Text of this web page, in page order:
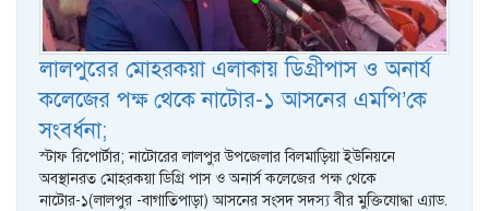
লালপুরের মোহরকয়া এলাকায় ডিগ্রীপাস ও অনার্য
কলেজের পক্ষ থেকে নাটোর-১ আসনের এমপি’কে
সংবর্ধনা;
স্টাফ রি‌পোর্টার; নাটোরের লালপুর উপজেলার বিলমাড়িয়া ইউনিয়নে
অবস্থানরত মোহরকয়া ডিগ্রি পাস ও অনার্স কলেজের পক্ষ থেকে
নাটোর-১(লালপুর -বাগাতিপাড়া) আসনের সংসদ সদস্য বীর মুক্তিযোদ্ধা এ্যাড.